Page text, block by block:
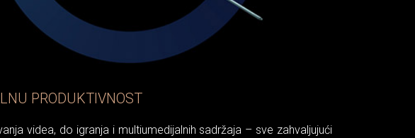
PRODUKTIVNOST
videa, do igranja i multiumedijalnih sadržaja – sve zahvaljujući